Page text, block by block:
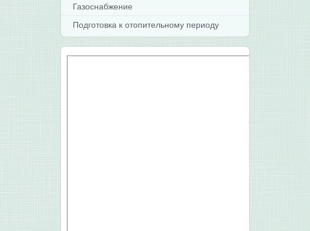
Газоснабжение
Подготовка к отопительному периоду